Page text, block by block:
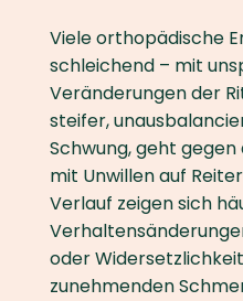
Viele orthopädische
schleichend – mit
Veränderungen der
steifer,
Schwung, geht
mit Unwillen auf
Verlauf zeigen sich
oder
zunehmenden